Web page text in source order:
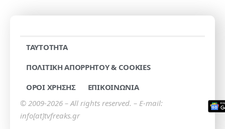
TAYTOTHTA
ΠΟΛΙΤΙΚΗ ΑΠΟΡΡΗΤΟΥ & COOKIES
ΟΡΟΙ ΧΡΗΣΗΣ
ΕΠΙΚΟΙΝΩΝΙΑ
© 2009-2026 – All rights reserved. – E-mail:
info[at]tvfreaks.gr